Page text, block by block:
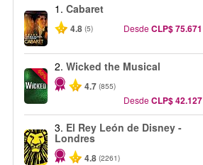
1. Cabaret
4.8 (5) DesdeCLP$ 75.671
-50%
2. Wicked the Musical
4.7 (855)
DesdeCLP$ 42.127
3. El Rey León de Disney -
Londres
4.8 (2261)